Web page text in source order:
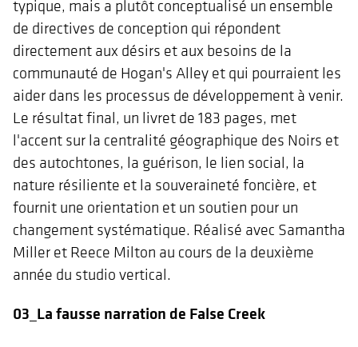
typique, mais a plutôt conceptualisé un ensemble
de directives de conception qui répondent
directement aux désirs et aux besoins de la
communauté de Hogan's Alley et qui pourraient les
aider dans les processus de développement à venir.
Le résultat final, un livret de 183 pages, met
l'accent sur la centralité géographique des Noirs et
des autochtones, la guérison, le lien social, la
nature résiliente et la souveraineté foncière, et
fournit une orientation et un soutien pour un
changement systématique. Réalisé avec Samantha
Miller et Reece Milton au cours de la deuxième
année du studio vertical.
03_La fausse narration de False Creek